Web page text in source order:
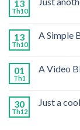
13
Th10
13
Th10
A Simple
01
Th1
A Video
30
Th12
Just a